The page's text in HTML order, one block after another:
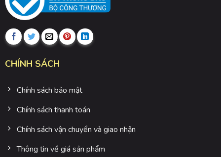
CHÍNH SÁCH
Chính sách bảo mật
Chính sách thanh toán
Chính sách vận chuyển và giao nhận
Thông tin về giá sản phẩm